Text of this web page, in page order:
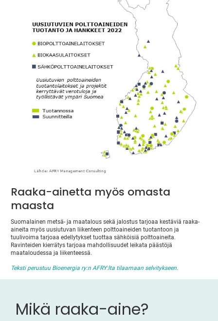
Raaka-ainetta myös omasta
maasta
Suomalainen metsä- ja maatalous sekä jalostus tarjoaa kestäviä raaka-
aineita myös uusiutuvan liikenteen polttoaineiden tuotantoon ja
tuulivoima tarjoaa edellytykset tuottaa sähköisiä polttoaineita.
Ravinteiden kierrätys tarjoaa mahdollisuudet leikata päästöjä
maataloudessa ja liikenteessä.
Teksti perustuu Bioenergia ry:n AFRY:lta tilaamaan selvitykseen.
Mikä raaka-aine?